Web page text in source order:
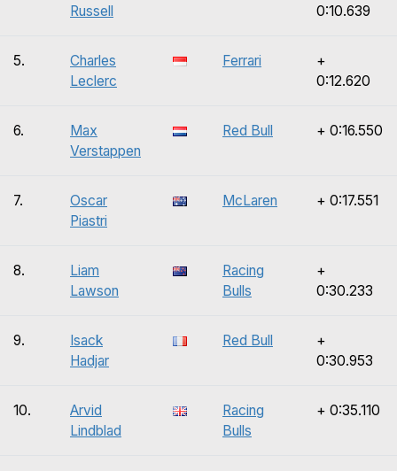
Russell
0:10.639
5.
Charles
Leclerc
Ferrari
+
0:12.620
6.
Max
Verstappen
Red Bull + 0:16.550
7.
Oscar
Piastri
McLaren + 0:17.551
8.
Liam
Lawson
Racing
Bulls
+
0:30.233
9.
Isack
Hadjar
Red Bull
+
0:30.953
10.
Arvid
Lindblad
Racing
Bulls
+ 0:35.110